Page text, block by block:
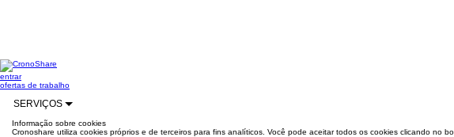
entrar
ofertas de trabalho
SERVIÇOS
Informação sobre cookies
Cronoshare utiliza cookies próprios e de terceiros para fins analíticos. Você pode aceitar todos os cookies clicando no